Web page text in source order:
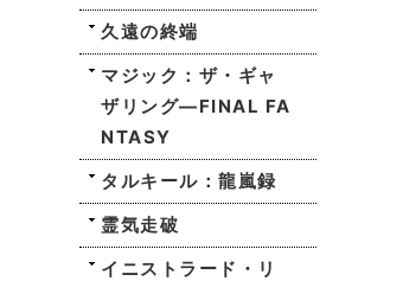
久遠の終端
マジック：ザ・ギャ
ザリング—FINAL FA
NTASY
タルキール：龍嵐録
霊気走破
イニストラード・リ